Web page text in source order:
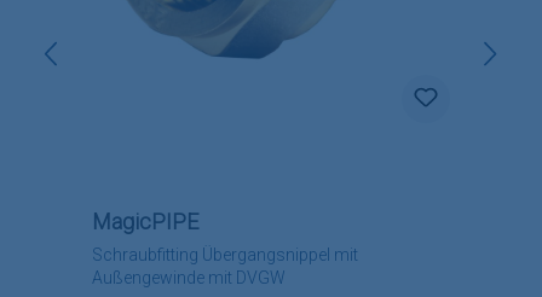
Schraubfitting Übergangsnippel mit
Außengewinde mit DVGW
MagicPIPE